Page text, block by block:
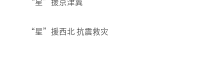
“星”援京津冀
“星”援西北 抗震救灾